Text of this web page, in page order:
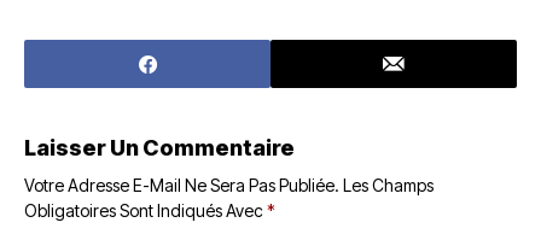
Laisser Un Commentaire
Votre Adresse E-Mail Ne Sera Pas Publiée. Les Champs
Obligatoires Sont Indiqués Avec*